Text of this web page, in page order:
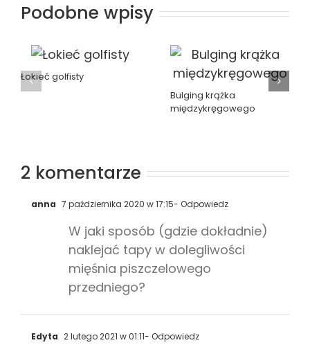
Podobne wpisy
Łokieć golfisty
Bulging krążka
międzykręgowego
2 komentarze
anna 7 października 2020 w 17:15- Odpowiedz
W jaki sposób (gdzie dokładnie)
naklejać tapy w dolegliwości
mięśnia piszczelowego
przedniego?
Edyta 2 lutego 2021 w 01:11- Odpowiedz